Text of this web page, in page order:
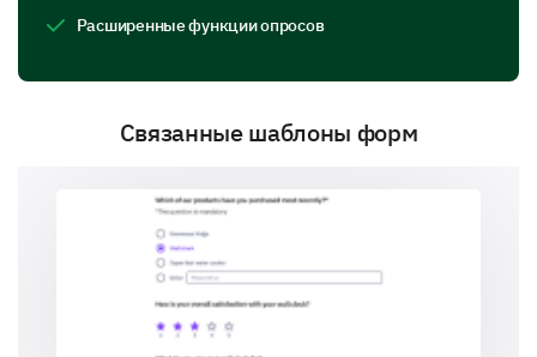
A Few Queries Regarding the Buying
Your insights into the purchase experience and
decision-making process are critical for us.
If given an option between our product and a
similar offering by a competitor at a slightly
lower price, which would you choose?
Расширенные функции опросов
Связанные шаблоны форм